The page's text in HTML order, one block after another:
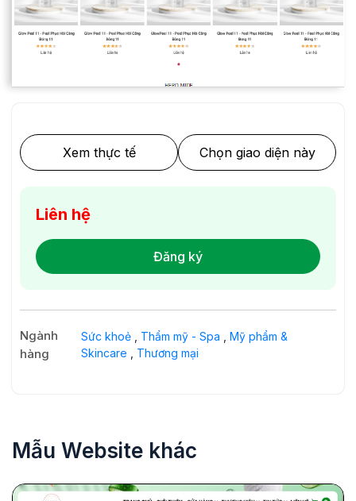
Xem thực tế Chọn giao diện này
Liên hệ
Đăng ký
Ngành
hàng
Sức khoẻ Thẩm mỹ - Spa
Mỹ phẩm &
Skincare
Thương mại
Mẫu Website khác